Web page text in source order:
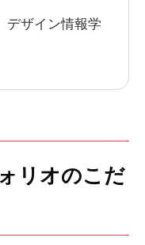
ザイン情報学
リオのこだ